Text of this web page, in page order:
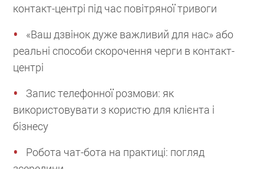
контакт-центрі під час повітряної тривоги
«Ваш дзвінок дуже важливий для нас» або
реальні способи скорочення черги в контакт-
центрі
Запис телефонної розмови: як
використовувати з користю для клієнта і
бізнесу
Робота чат-бота на практиці: погляд